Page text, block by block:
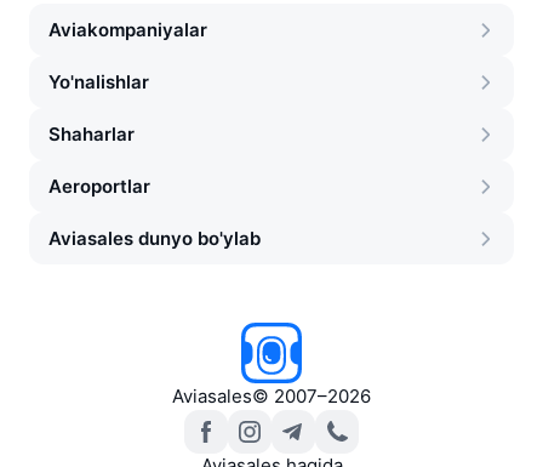
Aviakompaniyalar
Yo'nalishlar
Shaharlar
Aeroportlar
Aviasales dunyo bo'ylab
Aviasales© 2007–2026